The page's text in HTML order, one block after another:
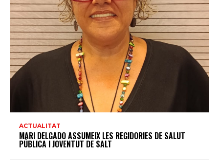
ACTUALITAT
MARI DELGADO ASSUMEIX LES REGIDORIES DE SALUT
PÚBLICA I JOVENTUT DE SALT